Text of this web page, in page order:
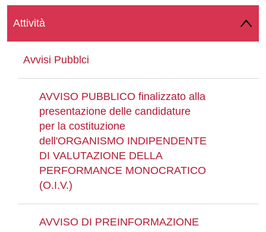
Attività
Avvisi Pubblci
AVVISO PUBBLICO finalizzato alla
presentazione delle candidature
per la costituzione
dell'ORGANISMO INDIPENDENTE
DI VALUTAZIONE DELLA
PERFORMANCE MONOCRATICO
(O.I.V.)
AVVISO DI PREINFORMAZIONE